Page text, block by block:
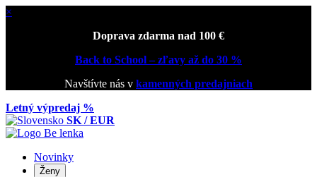
×
Doprava zdarma nad 100 €
Back to School – zľavy až do 30 %
Navštívte nás v kamenných predajniach
Letný výpredaj %
SK / EUR
Novinky
Ženy